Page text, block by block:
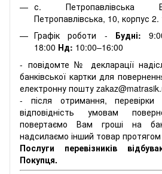
с. Петропавлівська
Петропавлівська, 10, корпус
Графік роботи - Будні:
18:00 Нд: 10:00–16:00
- повідомте № декларації
банківської картки для
електронну пошту
- після отримання,
відповідність умовам
повертаємо Вам гроші на
надсилаємо інший товар
Послуги перевізників
Покупця.